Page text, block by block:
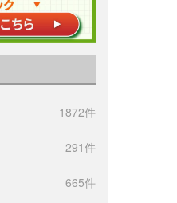
1872件
291件
665件